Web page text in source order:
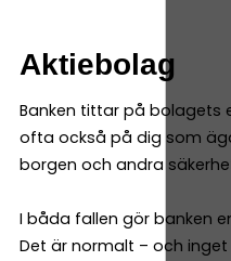
Aktiebolag
Banken tittar på bolagets
ofta också på dig som
borgen och andra
I båda fallen gör banken
Det är normalt – och